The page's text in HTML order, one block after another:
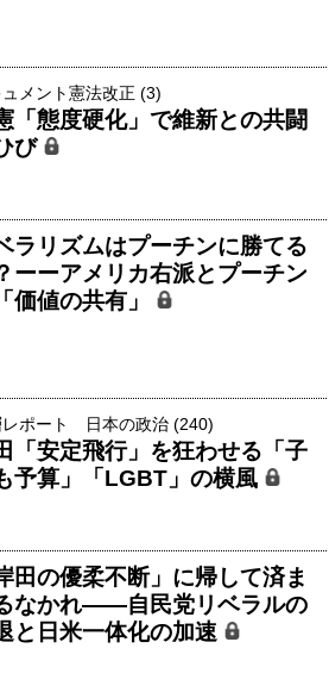
ュメント憲法改正 (3)
「態度硬化」で維新との共闘
び
ラリズムはプーチンに勝てる
ーーアメリカ右派とプーチン
価値の共有」
レポート 日本の政治 (240)
「安定飛行」を狂わせる「子
予算」「LGBT」の横風
田の優柔不断」に帰して済ま
なかれ――自民党リベラルの
と日米一体化の加速